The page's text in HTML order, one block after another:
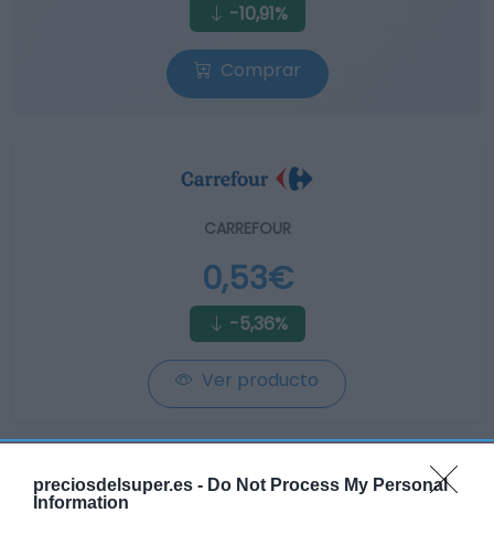
preciosdelsuper.es - Do Not Process My Personal
Information
-10,91%
Comprar
CARREFOUR
0,53€
-5,36%
Ver producto